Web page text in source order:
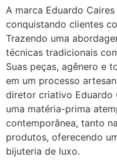
A marca Eduardo
conquistando clientes
Trazendo uma
técnicas tradicionais
Suas peças, agênero e
em um processo
diretor criativo Eduardo
uma matéria-prima
contemporânea, tanto
produtos, oferecendo
bijuteria de luxo.